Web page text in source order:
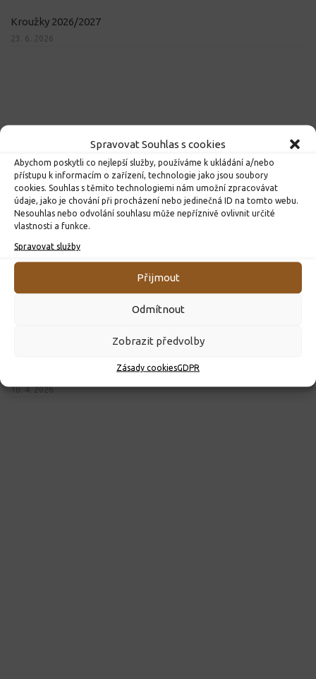
Spravovat Souhlas s cookies
Abychom poskytli co nejlepší služby, používáme k ukládání a/nebo
přístupu k informacím o zařízení, technologie jako jsou soubory
cookies. Souhlas s těmito technologiemi nám umožní zpracovávat
údaje, jako je chování při procházení nebo jedinečná ID na tomto webu.
Nesouhlas nebo odvolání souhlasu může nepříznivě ovlivnit určité
vlastnosti a funkce.
Spravovat služby
Přijmout
Odmítnout
Zobrazit předvolby
Zásady cookiesGDPR
Kroužky 2026/2027
23. 6. 2026
10. 4. 2026